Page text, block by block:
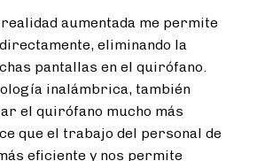
aumentada me permite
eliminando la
pantallas en el quirófano.
inalámbrica, también
el quirófano mucho más
que el trabajo del personal de
eficiente y nos permite